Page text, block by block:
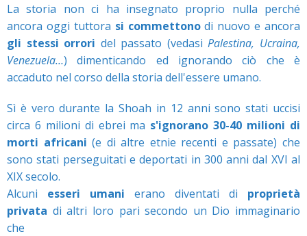
La storia non ci ha insegnato proprio nulla perché
ancora oggi tuttora si commettonodi nuovo e ancora
gli stessi orrori del passato (vedasiPalestina, Ucraina,
Venezuela…) dimenticando ed ignorando ciò che è
accaduto nel corso della storia dell'essere umano.
Sì è vero durante la Shoah in 12 anni sono stati uccisi
circa 6 milioni di ebrei ma s'ignorano 30-40 milioni di
morti africani (e di altre etnie recenti e passate) che
sono stati perseguitati e deportati in 300 anni dal XVI al
XIX secolo.
Alcuni esseri umani erano diventati di proprietà
privata di altri loro pari secondo un Dio immaginario
che